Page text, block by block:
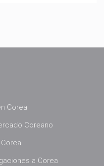
Corea
Coreano
a Corea